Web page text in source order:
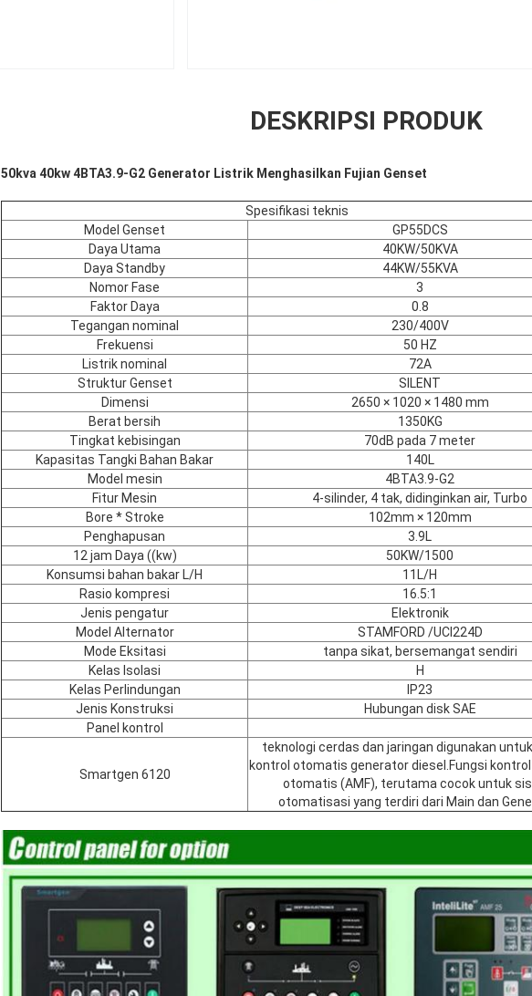
DESKRIPSI PRODUK
50kva 40kw 4BTA3.9-G2 Generator Listrik Menghasilkan Fujian Genset
Spesifikasi teknis
Model Genset
GP55DCS
Daya Utama
40KW/50KVA
Daya Standby
44KW/55KVA
Nomor Fase
3
Faktor Daya
0.8
Tegangan nominal
230/400V
Frekuensi
50 HZ
Listrik nominal
72A
Struktur Genset
SILENT
Dimensi
2650 × 1020 × 1480 mm
Berat bersih
1350KG
Tingkat kebisingan
70dB pada 7 meter
Kapasitas Tangki Bahan Bakar
140L
Model mesin
4BTA3.9-G2
Fitur Mesin
4-silinder, 4 tak, didinginkan air, Turbo
Bore * Stroke
102mm × 120mm
Penghapusan
3.9L
12 jam Daya ((kw)
50KW/1500
Konsumsi bahan bakar L/H
11L/H
Rasio kompresi
16.5:1
Jenis pengatur
Elektronik
Model Alternator
STAMFORD /UCI224D
Mode Eksitasi
tanpa sikat, bersemangat sendiri
Kelas Isolasi
H
Kelas Perlindungan
IP23
Jenis Konstruksi
Hubungan disk SAE
Panel kontrol
Smartgen 6120
teknologi cerdas dan jaringan digunakan
kontrol otomatis generator diesel.Fungsi
otomatis (AMF), terutama cocok untuk
otomatisasi yang terdiri dari Main dan